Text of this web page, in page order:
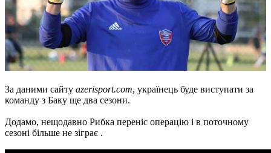
За даними сайту azerisport.com, українець буде виступати за
команду з Баку ще два сезони.
Додамо, нещодавно Рибка переніс операцію і в поточному
сезоні більше не зіграє .